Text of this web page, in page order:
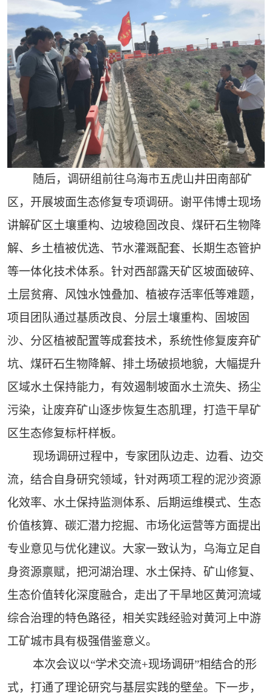
随后，调研组前往乌海市五虎山井田南部矿
区，开展坡面生态修复专项调研。谢平伟博士现场
讲解矿区土壤重构、边坡稳固改良、煤矸石生物降
解、乡土植被优选、节水灌溉配套、长期生态管护
等一体化技术体系。针对西部露天矿区坡面破碎、
土层贫瘠、风蚀水蚀叠加、植被存活率低等难题，
项目团队通过基质改良、分层土壤重构、固坡固
沙、分区植被配置等成套技术，系统性修复废弃矿
坑、煤矸石生物降解、排土场破损地貌，大幅提升
区域水土保持能力，有效遏制坡面水土流失、扬尘
污染，让废弃矿山逐步恢复生态肌理，打造干旱矿
区生态修复标杆样板。
现场调研过程中，专家团队边走、边看、边交
流，结合自身研究领域，针对两项工程的泥沙资源
化效率、水土保持监测体系、后期运维模式、生态
价值核算、碳汇潜力挖掘、市场化运营等方面提出
专业意见与优化建议。大家一致认为，乌海立足自
身资源禀赋，把河湖治理、水土保持、矿山修复、
生态价值转化深度融合，走出了干旱地区黄河流域
综合治理的特色路径，相关实践经验对黄河上中游
工矿城市具有极强借鉴意义。
本次会议以“学术交流+现场调研”相结合的形
式，打通了理论研究与基层实践的壁垒。下一步，